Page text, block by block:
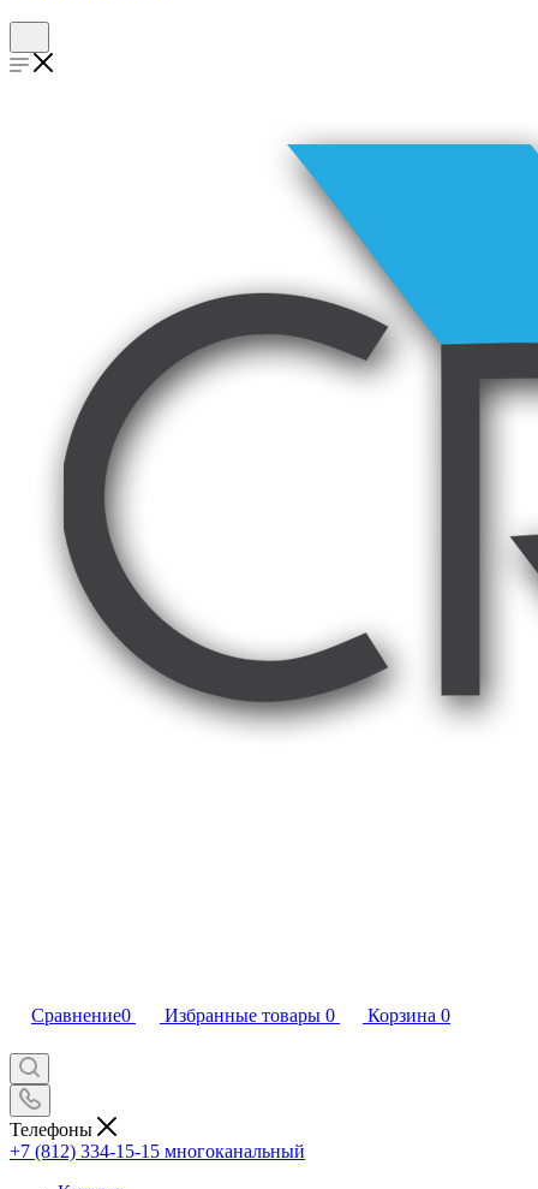
Сравнение0 Избранные товары 0 Корзина 0
Телефоны
+7 (812) 334-15-15 многоканальный